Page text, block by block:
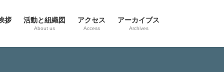
拶 活動と組織図
About us
アクセス
Access
アーカイブス
Archives